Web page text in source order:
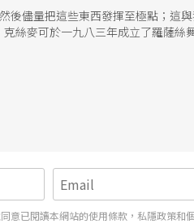
後儘量把這些東西發揮至極點；這
絲麥可於一九八三年成立了羅薩
意已閱讀本網站的使用條款，私隱政策和